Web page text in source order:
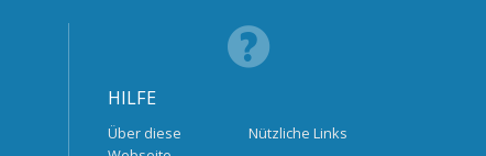
HILFE
Über diese
Nützliche Links